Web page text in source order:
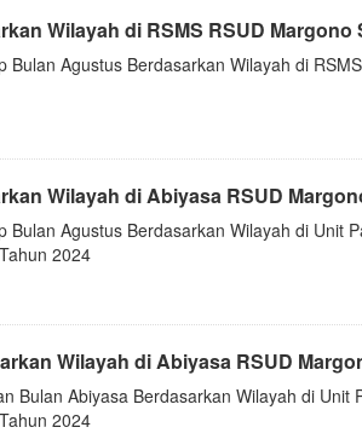
Wilayah di RSMS RSUD Margono
Agustus Berdasarkan Wilayah di
Wilayah di Abiyasa RSUD
Agustus Berdasarkan Wilayah di Unit
2024
Wilayah di Abiyasa RSUD
Bulan Abiyasa Berdasarkan Wilayah di Unit
2024